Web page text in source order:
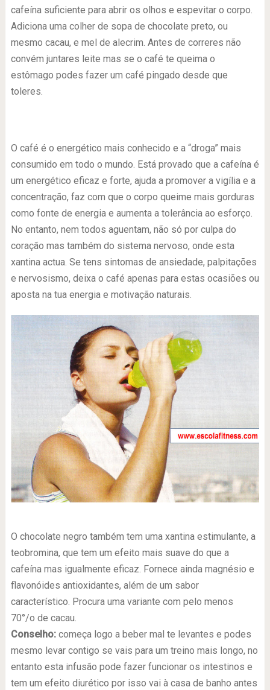
cafeína suficiente para abrir os olhos e espevitar o corpo.
Adiciona uma colher de sopa de chocolate preto, ou
mesmo cacau, e mel de alecrim. Antes de correres não
convém juntares leite mas se o café te queima o
estômago podes fazer um café pingado desde que
toleres.
O café é o energético mais conhecido e a “droga” mais
consumido em todo o mundo. Está provado que a cafeína é
um energético eficaz e forte, ajuda a promover a vigília e a
concentração, faz com que o corpo queime mais gorduras
como fonte de energia e aumenta a tolerância ao esforço.
No entanto, nem todos aguentam, não só por culpa do
coração mas também do sistema nervoso, onde esta
xantina actua. Se tens sintomas de ansiedade, palpitações
e nervosismo, deixa o café apenas para estas ocasiões ou
aposta na tua energia e motivação naturais.
O chocolate negro também tem uma xantina estimulante, a
teobromina, que tem um efeito mais suave do que a
cafeína mas igualmente eficaz. Fornece ainda magnésio e
flavonóides antioxidantes, além de um sabor
característico. Procura uma variante com pelo menos
70°/o de cacau.
Conselho:começa logo a beber mal te levantes e podes
mesmo levar contigo se vais para um treino mais longo, no
entanto esta infusão pode fazer funcionar os intestinos e
tem um efeito diurético por isso vai à casa de banho antes